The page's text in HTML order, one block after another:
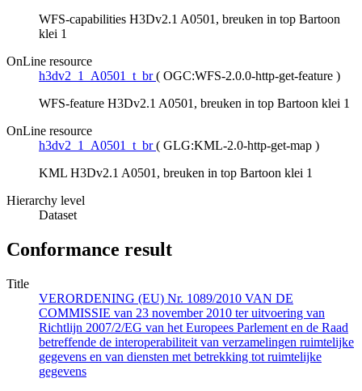
WFS-capabilities H3Dv2.1 A0501, breuken in top Bartoon
klei 1
OnLine resource
h3dv2_1_A0501_t_br ( OGC:WFS-2.0.0-http-get-feature )
WFS-feature H3Dv2.1 A0501, breuken in top Bartoon klei 1
OnLine resource
h3dv2_1_A0501_t_br ( GLG:KML-2.0-http-get-map )
KML H3Dv2.1 A0501, breuken in top Bartoon klei 1
Hierarchy level
Dataset
Conformance result
Title
VERORDENING (EU) Nr. 1089/2010 VAN DE
COMMISSIE van 23 november 2010 ter uitvoering van
Richtlijn 2007/2/EG van het Europees Parlement en de Raad
betreffende de interoperabiliteit van verzamelingen ruimtelijke
gegevens en van diensten met betrekking tot ruimtelijke
gegevens